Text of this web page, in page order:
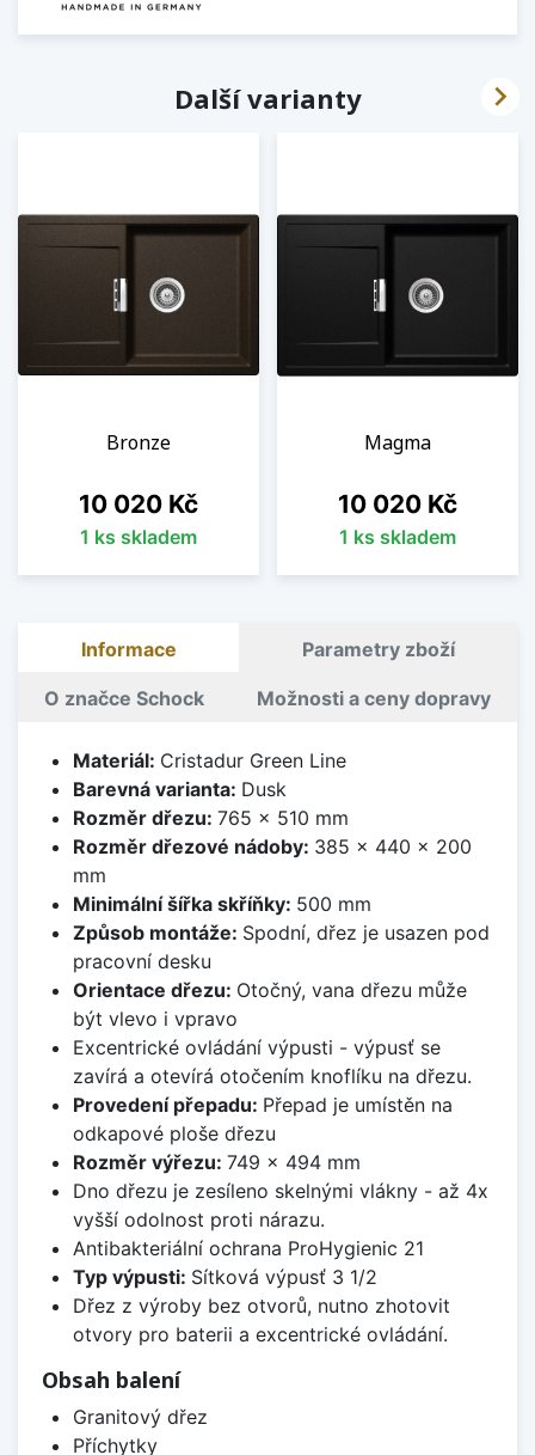
Další varianty
Bronze
Cena
10 020 Kč
1 ks skladem
Magma
Cena
10 020 Kč
1 ks skladem

Informace Parametry zboží
O značce Schock Možnosti a ceny dopravy
Materiál: Cristadur Green Line
Barevná varianta: Dusk
Rozměr dřezu: 765 x 510 mm
Rozměr dřezové nádoby: 385 x 440 x 200
mm
Minimální šířka skříňky: 500 mm
Způsob montáže: Spodní, dřez je usazen pod
pracovní desku
Orientace dřezu: Otočný, vana dřezu může
být vlevo i vpravo
Excentrické ovládání výpusti - výpusť se
zavírá a otevírá otočením knoflíku na dřezu.
Provedení přepadu: Přepad je umístěn na
odkapové ploše dřezu
Rozměr výřezu: 749 x 494 mm
Dno dřezu je zesíleno skelnými vlákny - až 4x
vyšší odolnost proti nárazu.
Antibakteriální ochrana ProHygienic 21
Typ výpusti: Sítková výpusť 3 1/2
Dřez z výroby bez otvorů, nutno zhotovit
otvory pro baterii a excentrické ovládání.
Obsah balení
Granitový dřez
Příchytky